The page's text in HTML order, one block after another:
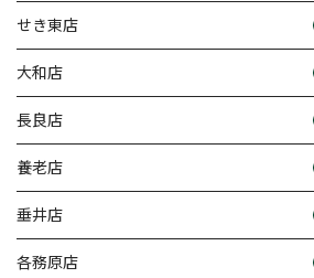
せき東店
大和店
長良店
養老店
垂井店
各務原店